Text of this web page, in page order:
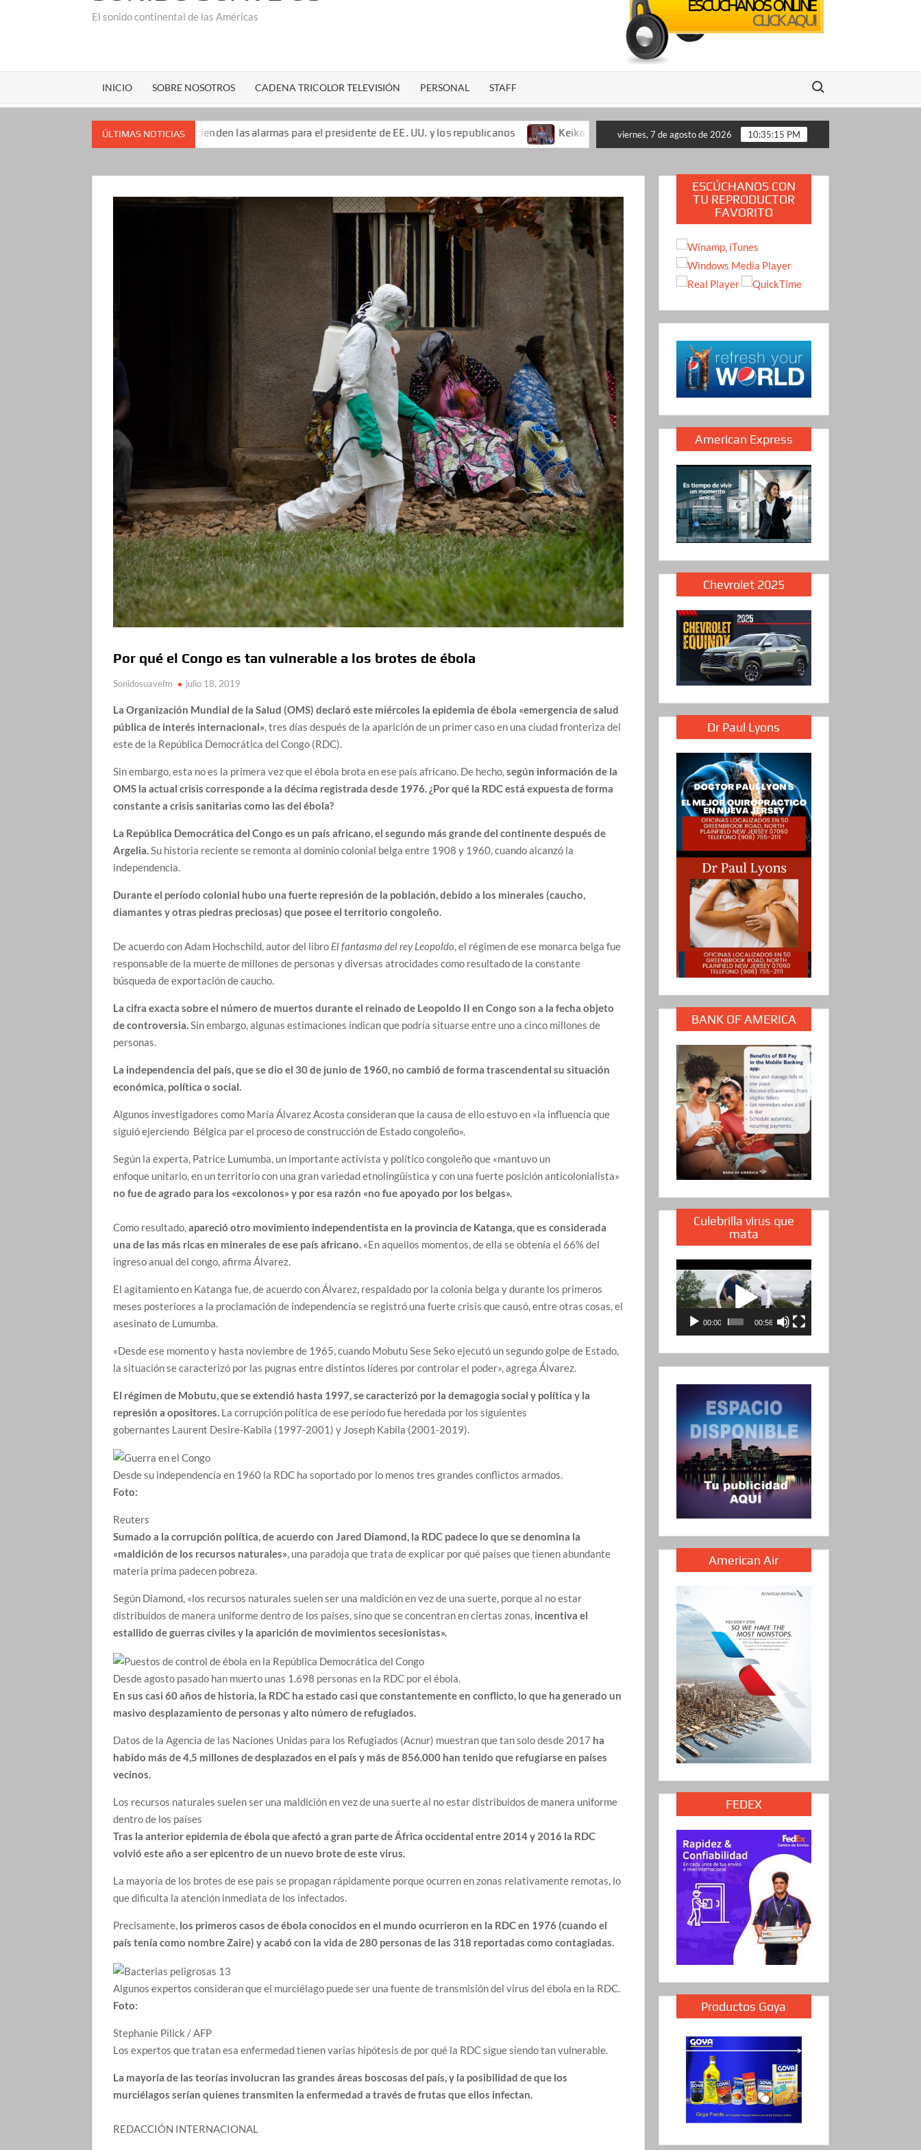
El sonido continental de las Américas
INICIO SOBRE NOSOTROS CADENA TRICOLOR TELEVISIÓN PERSONAL STAFF
Buscar:
ÚLTIMAS NOTICIAS
encuestas que encienden las alarmas para el presidente de EE. UU. y los republicanos Keiko Fujimori lo propone a Estados Unidos Crimen de la influencer Valeria Márquez
viernes, 7 de agosto de 2026 10:35:16 PM
Por qué el Congo es tan vulnerable a los brotes de ébola
Sonidosuavefm julio 18, 2019
La Organización Mundial de la Salud (OMS) declaró este miércoles la epidemia de ébola «emergencia de salud
pública de interés internacional», tres días después de la aparición de un primer caso en una ciudad fronteriza del
este de la República Democrática del Congo (RDC).
Sin embargo, esta no es la primera vez que el ébola brota en ese país africano. De hecho,según información de la
OMS la actual crisis corresponde a la décima registrada desde 1976. ¿Por qué la RDC está expuesta de forma
constante a crisis sanitarias como las del ébola?
La República Democrática del Congo es un país africano, el segundo más grande del continente después de
Argelia.Su historia reciente se remonta al dominio colonial belga entre 1908 y 1960, cuando alcanzó la
independencia.
Durante el período colonial hubo una fuerte represión de la población, debido a los minerales (caucho,
diamantes y otras piedras preciosas) que posee el territorio congoleño.
De acuerdo con Adam Hochschild, autor del libro El fantasma del rey Leopoldo, el régimen de ese monarca belga fue
responsable de la muerte de millones de personas y diversas atrocidades como resultado de la constante
búsqueda de exportación de caucho.
La cifra exacta sobre el número de muertos durante el reinado de Leopoldo II en Congo son a la fecha objeto
de controversia.Sin embargo, algunas estimaciones indican que podría situarse entre uno a cinco millones de
personas.
La independencia del país, que se dio el 30 de junio de 1960, no cambió de forma trascendental su situación
económica, política o social.
Algunos investigadores como María Álvarez Acosta consideran que la causa de ello estuvo en «la influencia que
siguió ejerciendo Bélgica par el proceso de construcción de Estado congoleño».
Según la experta, Patrice Lumumba, un importante activista y político congoleño que «mantuvo un
enfoque unitario, en un territorio con una gran variedad etnolingüística y con una fuerte posición anticolonialista»
no fue de agrado para los «excolonos» y por esa razón «no fue apoyado por los belgas».
Como resultado,apareció otro movimiento independentista en la provincia de Katanga, que es considerada
una de las más ricas en minerales de ese país africano. «En aquellos momentos, de ella se obtenía el 66% del
ingreso anual del congo, afirma Álvarez.
El agitamiento en Katanga fue, de acuerdo con Álvarez, respaldado por la colonia belga y durante los primeros
meses posteriores a la proclamación de independencia se registró una fuerte crisis que causó, entre otras cosas, el
asesinato de Lumumba.
«Desde ese momento y hasta noviembre de 1965, cuando Mobutu Sese Seko ejecutó un segundo golpe de Estado,
la situación se caracterizó por las pugnas entre distintos líderes por controlar el poder», agrega Álvarez.
El régimen de Mobutu, que se extendió hasta 1997, se caracterizó por la demagogia social y política y la
represión a opositores. La corrupción política de ese período fue heredada por los siguientes
gobernantes Laurent Desire-Kabila (1997-2001) y Joseph Kabila (2001-2019).
Desde su independencia en 1960 la RDC ha soportado por lo menos tres grandes conflictos armados.
Foto:
Reuters
Sumado a la corrupción política, de acuerdo con Jared Diamond, la RDC padece lo que se denomina la
«maldición de los recursos naturales», una paradoja que trata de explicar por qué países que tienen abundante
materia prima padecen pobreza.
Según Diamond, «los recursos naturales suelen ser una maldición en vez de una suerte, porque al no estar
distribuidos de manera uniforme dentro de los países, sino que se concentran en ciertas zonas, incentiva el
estallido de guerras civiles y la aparición de movimientos secesionistas».
Desde agosto pasado han muerto unas 1.698 personas en la RDC por el ébola.
En sus casi 60 años de historia, la RDC ha estado casi que constantemente en conflicto, lo que ha generado un
masivo desplazamiento de personas y alto número de refugiados.
Datos de la Agencia de las Naciones Unidas para los Refugiados (Acnur) muestran que tan solo desde 2017 ha
habido más de 4,5 millones de desplazados en el país y más de 856.000 han tenido que refugiarse en países
vecinos.
Los recursos naturales suelen ser una maldición en vez de una suerte al no estar distribuidos de manera uniforme
dentro de los países
Tras la anterior epidemia de ébola que afectó a gran parte de África occidental entre 2014 y 2016 la RDC
volvió este año a ser epicentro de un nuevo brote de este virus.
La mayoría de los brotes de ese país se propagan rápidamente porque ocurren en zonas relativamente remotas, lo
que dificulta la atención inmediata de los infectados.
Precisamente, los primeros casos de ébola conocidos en el mundo ocurrieron en la RDC en 1976 (cuando el
país tenía como nombre Zaire) y acabó con la vida de 280 personas de las 318 reportadas como contagiadas.
Algunos expertos consideran que el murciélago puede ser una fuente de transmisión del virus del ébola en la RDC.
Foto:
Stephanie Pilick / AFP
Los expertos que tratan esa enfermedad tienen varias hipótesis de por qué la RDC sigue siendo tan vulnerable.
La mayoría de las teorías involucran las grandes áreas boscosas del país, y la posibilidad de que los
murciélagos serían quienes transmiten la enfermedad a través de frutas que ellos infectan.
REDACCIÓN INTERNACIONAL
ESCÚCHANOS CON
TU REPRODUCTOR
FAVORITO
American Express
Chevrolet 2025
Dr Paul Lyons
BANK OF AMERICA
Culebrilla virus que
mata
Reproductor
de
vídeo
00:00 00:56
American Air
FEDEX
Productos Goya